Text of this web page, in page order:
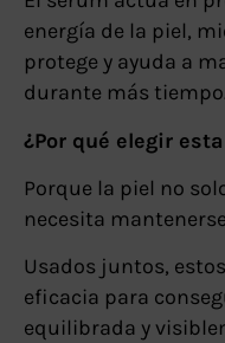
energía de la piel,
protege y ayuda a
durante más
¿Por qué elegir
Porque la piel no
necesita
Usados juntos,
eficacia para
equilibrada y